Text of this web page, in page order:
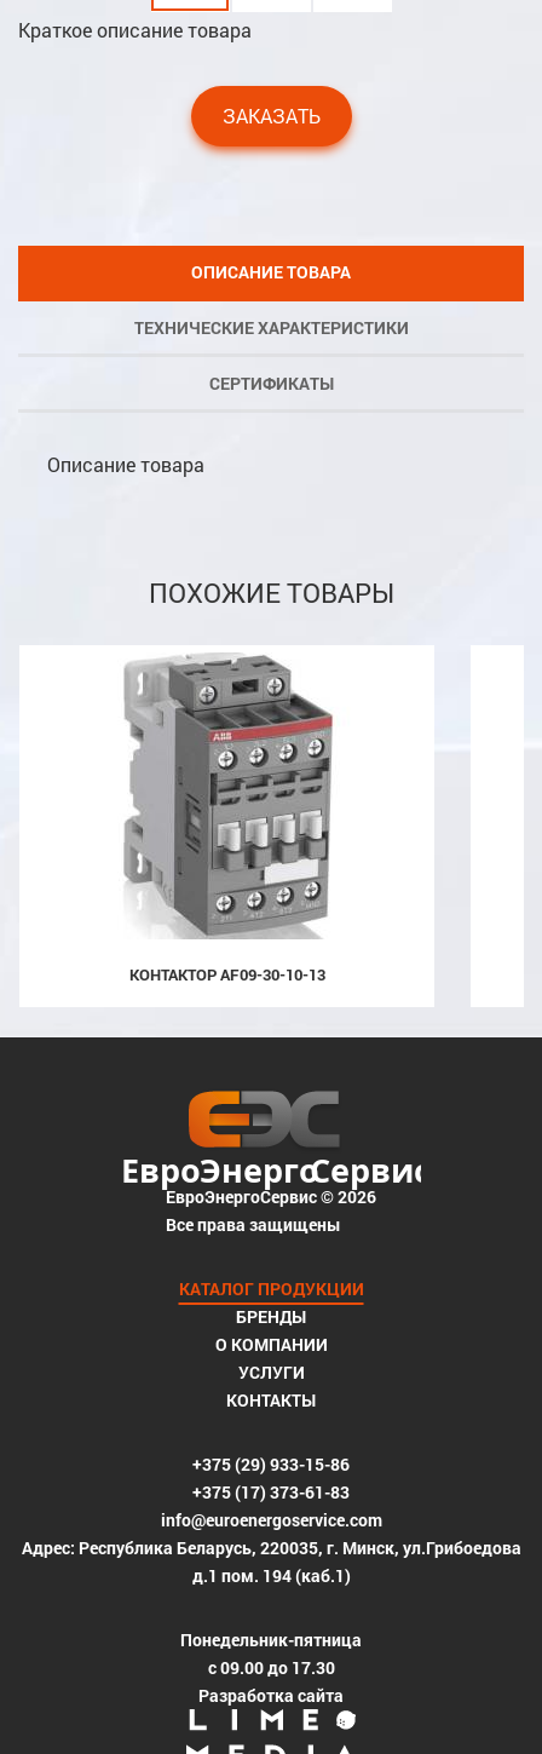
Краткое описание товара
ЗАКАЗАТЬ
ОПИСАНИЕ ТОВАРА
ТЕХНИЧЕСКИЕ ХАРАКТЕРИСТИКИ
СЕРТИФИКАТЫ
Описание товара
ПОХОЖИЕ ТОВАРЫ
КОНТАКТОР AF09-30-10-13
ЕвроЭнергоСервис © 2026
Все права защищены
КАТАЛОГ ПРОДУКЦИИ
БРЕНДЫ
О КОМПАНИИ
УСЛУГИ
КОНТАКТЫ
+375 (29) 933-15-86
+375 (17) 373-61-83
info@euroenergoservice.com
Адрес: Республика Беларусь, 220035, г. Минск, ул.Грибоедова
д.1 пом. 194 (каб.1)
Понедельник-пятница
с 09.00 до 17.30
Разработка сайта